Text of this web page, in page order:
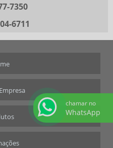
7350
6711
chamar no
WhatsApp